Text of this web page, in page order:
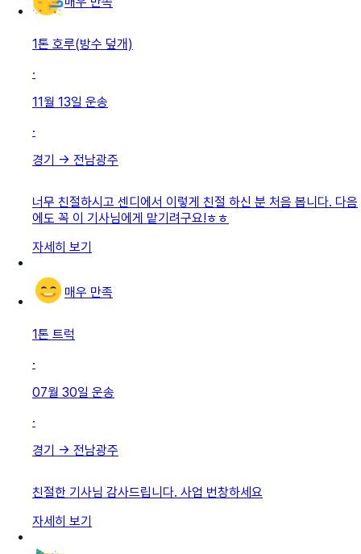
1톤 호루(방수 덮개)
·
11월 13일 운송
·
경기 → 전남광주
너무 친절하시고 센디에서 이렇게 친절 하신 분 처음 봅니다. 다음
에도 꼭 이 기사님에게 맡기려구요!ㅎㅎ
자세히 보기
매우 만족
1톤 트럭
·
07월 30일 운송
·
경기 → 전남광주
친절한 기사님 감사드립니다. 사업 번창하세요
자세히 보기